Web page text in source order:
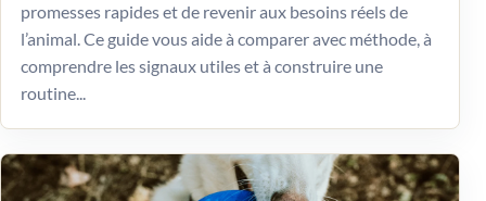
promesses rapides et de revenir aux besoins réels de
l’animal. Ce guide vous aide à comparer avec méthode, à
comprendre les signaux utiles et à construire une
routine...